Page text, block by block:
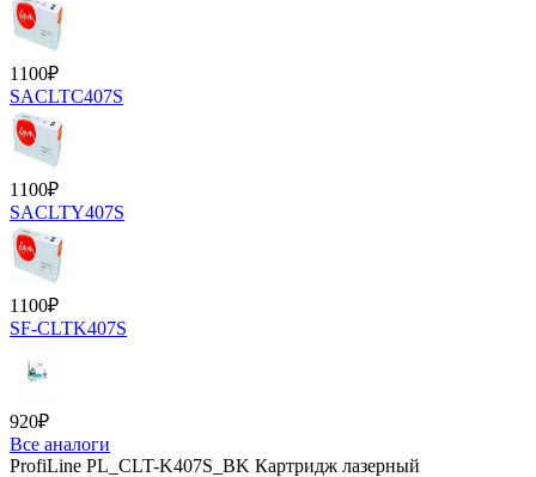
1100₽
SACLTC407S
1100₽
SACLTY407S
1100₽
SF-CLTK407S
920₽
Все аналоги
ProfiLine PL_CLT-K407S_BK Картридж лазерный